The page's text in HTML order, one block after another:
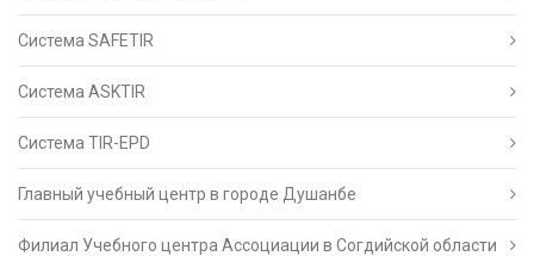
Система SAFETIR
Система ASKTIR
Система TIR-EPD
Главный учебный центр в городе Душанбе
Филиал Учебного центра Ассоциации в Согдийской области